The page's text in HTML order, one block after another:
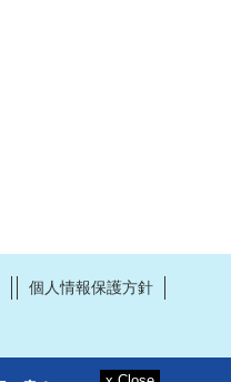
個人情報保護方針